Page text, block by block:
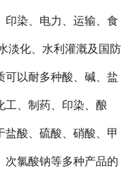
印染、电力、运输、食
淡化、水利灌溉及国防
可以耐多种酸、碱、盐
工、制药、印染、酿
酸、硫酸、硝酸、甲
次氯酸钠等多种产品的